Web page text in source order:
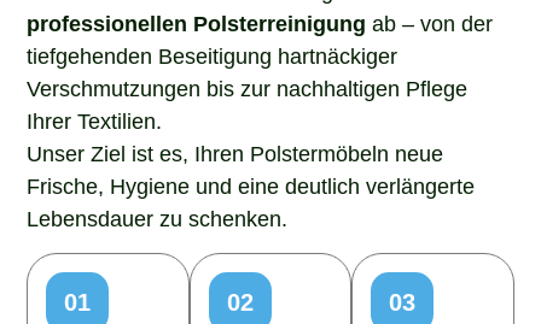
professionellen Polsterreinigung ab – von der
tiefgehenden Beseitigung hartnäckiger
Verschmutzungen bis zur nachhaltigen Pflege
Ihrer Textilien.
Unser Ziel ist es, Ihren Polstermöbeln neue
Frische, Hygiene und eine deutlich verlängerte
Lebensdauer zu schenken.
01
02
03